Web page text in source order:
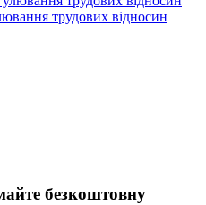
трудових відносин
безкоштовну